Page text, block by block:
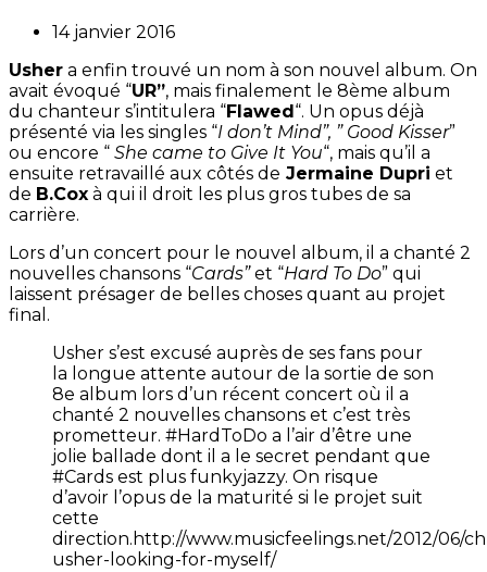
14 janvier 2016
Usher a enfin trouvé un nom à son nouvel album. On
avait évoqué “UR”, mais finalement le 8ème album
du chanteur s’intitulera “Flawed“. Un opus déjà
présenté via les singles “I don’t Mind”, ” Good Kisser”
ou encore “ She came to Give It You“, mais qu’il a
ensuite retravaillé aux côtés de Jermaine Dupri et
de B.Cox à qui il droit les plus gros tubes de sa
carrière.
Lors d’un concert pour le nouvel album, il a chanté 2
nouvelles chansons “Cards”et “Hard To Do” qui
laissent présager de belles choses quant au projet
final.
Usher s’est excusé auprès de ses fans pour
la longue attente autour de la sortie de son
8e album lors d’un récent concert où il a
chanté 2 nouvelles chansons et c’est très
prometteur. #HardToDo a l’air d’être une
jolie ballade dont il a le secret pendant que
#Cards est plus funkyjazzy. On risque
d’avoir l’opus de la maturité si le projet suit
cette
direction.http://www.musicfeelings.net/2012/06/
usher-looking-for-myself/